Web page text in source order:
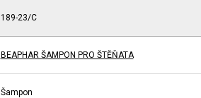
189-23/C
BEAPHAR ŠAMPON PRO ŠTĚŇATA
Šampon